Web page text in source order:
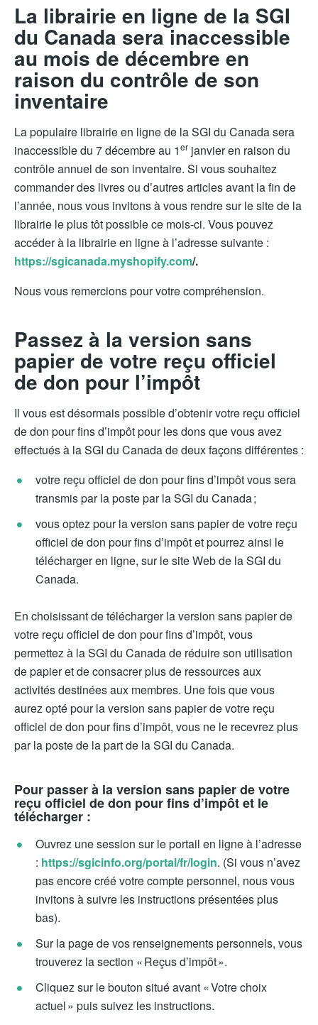
La librairie en ligne de la SGI
du Canada sera inaccessible
au mois de décembre en
raison du contrôle de son
inventaire
La populaire librairie en ligne de la SGI du Canada sera
inaccessible du 7 décembre au 1er janvier en raison du
contrôle annuel de son inventaire. Si vous souhaitez
commander des livres ou d’autres articles avant la fin de
l’année, nous vous invitons à vous rendre sur le site de la
librairie le plus tôt possible ce mois-ci. Vous pouvez
accéder à la librairie en ligne à l’adresse suivante :
https://sgicanada.myshopify.com/.
Nous vous remercions pour votre compréhension.
Passez à la version sans
papier de votre reçu officiel
de don pour l’impôt
Il vous est désormais possible d’obtenir votre reçu officiel
de don pour fins d’impôt pour les dons que vous avez
effectués à la SGI du Canada de deux façons différentes :
votre reçu officiel de don pour fins d’impôt vous sera
transmis par la poste par la SGI du Canada ;
vous optez pour la version sans papier de votre reçu
officiel de don pour fins d’impôt et pourrez ainsi le
télécharger en ligne, sur le site Web de la SGI du
Canada.
En choisissant de télécharger la version sans papier de
votre reçu officiel de don pour fins d’impôt, vous
permettez à la SGI du Canada de réduire son utilisation
de papier et de consacrer plus de ressources aux
activités destinées aux membres. Une fois que vous
aurez opté pour la version sans papier de votre reçu
officiel de don pour fins d’impôt, vous ne le recevrez plus
par la poste de la part de la SGI du Canada.
Pour passer à la version sans papier de votre
reçu officiel de don pour fins d’impôt et le
télécharger :
Ouvrez une session sur le portail en ligne à l’adresse
: https://sgicinfo.org/portal/fr/login. (Si vous n’avez
pas encore créé votre compte personnel, nous vous
invitons à suivre les instructions présentées plus
bas).
Sur la page de vos renseignements personnels, vous
trouverez la section « Reçus d’impôt ».
Cliquez sur le bouton situé avant « Votre choix
actuel » puis suivez les instructions.